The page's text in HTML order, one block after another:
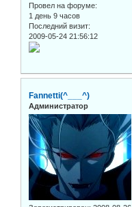
Провел на форуме:
1 день 9 часов
Последний визит:
2009-05-24 21:56:12
Fannetti(^___^)
Администратор